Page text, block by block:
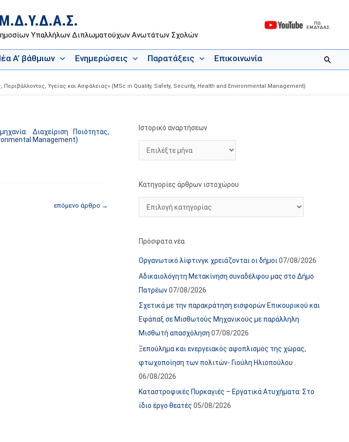
Υπαλλήλων Διπλωματούχων Ανωτάτων Σχολών
Α’ βάθμιων Ενημερώσεις Παρατάξεις Επικοινωνία
Περιβάλλοντος, Υγείας και Ασφάλειας» (MSc in Quality, Safety, Security, Health and Environmental Management)
Διαχείριση Ποιότητας,
Management)
επόμενο άρθρο →
Ιστορικό αναρτήσεων
Ι
σ
ρ
ι
α
ρ
τ
ή
σ
ε
ω
ν
Κατηγορίες άρθρων ιστοχώρου
Κ
α
γ
ο
ε
ρ
θ
ρ
ω
ν
ι
σ
τ
ο
χ
Πρόσφατα νέα
Οργανωτικό λίφτινγκ χρειάζονται οι δήμοι07/08/2026
Αδικαιολόγητη Μετακίνηση συναδέλφου μας στο Δήμο
Πατρέων07/08/2026
Σχετικά με την παρακράτηση εισφορών Επικουρικού και
Εφάπαξ σε Μισθωτούς Μηχανικούς με παράλληλη
Μισθωτή απασχόληση 07/08/2026
Ξεπούλημα και ενεργειακός αφοπλισμός της χώρας,
φτωχοποίηση των πολιτών- Γιούλη Ηλιοπούλου
06/08/2026
Καταστροφικές Πυρκαγιές – Εργατικά Ατυχήματα: Στο
ίδιο έργο θεατές 05/08/2026